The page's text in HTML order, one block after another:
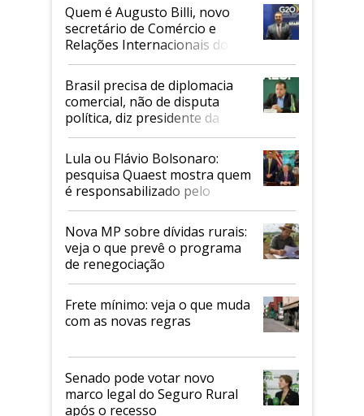
Quem é Augusto Billi, novo
secretário de Comércio e
Relações Internacionais do
Mapa
Brasil precisa de diplomacia
comercial, não de disputa
política, diz presidente da
Faesp
Lula ou Flávio Bolsonaro:
pesquisa Quaest mostra quem
é responsabilizado pelo
tarifaço dos EUA
Nova MP sobre dívidas rurais:
veja o que prevê o programa
de renegociação
Frete mínimo: veja o que muda
com as novas regras
Senado pode votar novo
marco legal do Seguro Rural
após o recesso